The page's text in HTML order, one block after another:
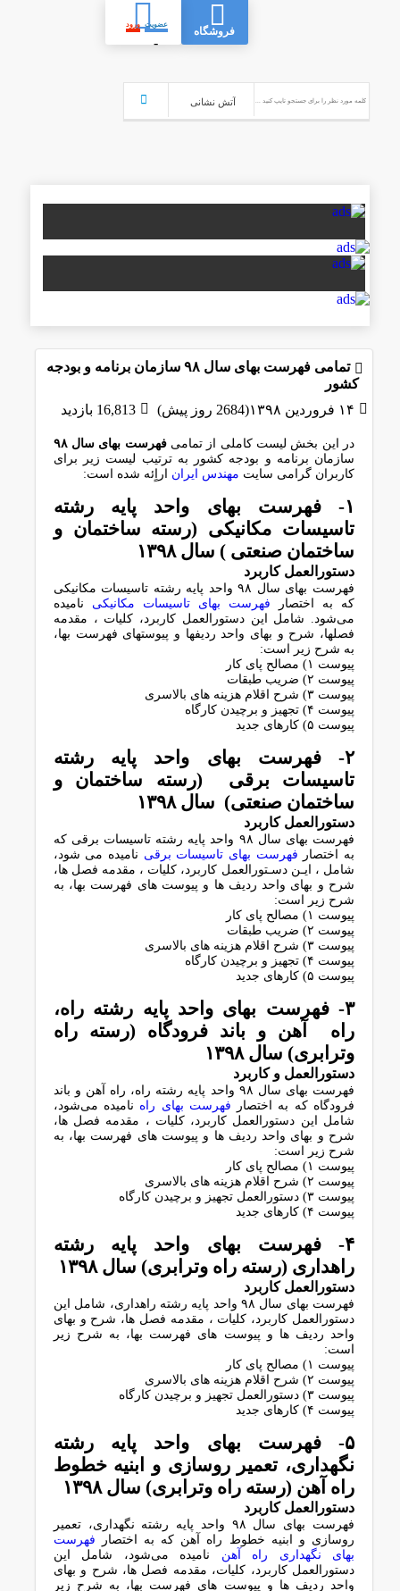
فروشگاه
عضویت
-
ورود
تمامی فهرست بهای سال ۹۸ سازمان برنامه و بودجه
کشور
۱۴ فروردین ۱۳۹۸(2684 روز پیش)
16,813 بازدید
در این بخش لیست کاملی از تمامیفهرست بهای سال ۹۸
سازمان برنامه و بودجه کشور به ترتیب لیست زیر برای
کاربران گرامی سایت مهندس ایران اراٍئه شده است:
۱- ﻓﻬﺮﺳﺖ ﺑﻬﺎی واﺣﺪ ﭘﺎﯾﻪ رﺷﺘﻪ
ﺗﺎﺳﯿﺴﺎت ﻣﮑﺎﻧﯿﮑﯽ (رﺳﺘﻪ ﺳﺎﺧﺘﻤﺎن و
ﺳﺎﺧﺘﻤﺎن ﺻﻨﻌﺘﯽ ) سال ۱۳۹۸
دﺳﺘﻮراﻟﻌﻤﻞ ﮐﺎرﺑﺮد
فهرست بهای سال ۹۸ واﺣﺪ ﭘﺎﯾﻪ رﺷﺘﻪ ﺗﺎﺳﯿﺴﺎت ﻣﮑﺎﻧﯿﮑﯽ
ﮐﻪ ﺑﻪ اﺧﺘﺼﺎر ﻓﻬﺮﺳﺖ ﺑﻬﺎی ﺗﺎﺳﯿﺴﺎت ﻣﮑﺎﻧﯿﮑﯽ ﻧﺎﻣﯿﺪه
ﻣﯽﺷﻮد. ﺷﺎﻣﻞ اﯾﻦ دﺳﺘﻮراﻟﻌﻤﻞ ﮐﺎرﺑﺮد، ﮐﻠﯿﺎت ، ﻣﻘﺪﻣﻪ
ﻓﺼﻠﻬﺎ، ﺷﺮح و ﺑﻬﺎی واﺣﺪ ردﯾﻔﻬﺎ و ﭘﯿﻮﺳﺘﻬﺎی ﻓﻬﺮﺳﺖ ﺑﻬﺎ،
به شرح زیر است:
پیوست ۱) ﻣﺼﺎﻟﺢ ﭘﺎی ﮐﺎر
پیوست ۲) ﺿﺮﯾﺐ ﻃﺒﻘﺎت
پیوست ۳) ﺷﺮح اﻗﻼم ﻫﺰﯾﻨﻪ ﻫﺎی ﺑﺎﻻﺳﺮی
پیوست ۴) ﺗﺠﻬﯿﺰ و ﺑﺮﭼﯿﺪن ﮐﺎرﮔﺎه
پیوست ۵) ﮐﺎرﻫﺎی ﺟﺪﯾﺪ
۲- ﻓﻬﺮﺳﺖ ﺑﻬﺎی واﺣﺪ ﭘﺎﯾﻪ رﺷﺘﻪ
ﺗﺎﺳﯿﺴﺎت ﺑﺮﻗﯽ (رﺳﺘﻪ ﺳﺎﺧﺘﻤﺎن و
ﺳﺎﺧﺘﻤﺎن ﺻﻨﻌﺘﯽ) سال ١٣٩٨
دستورالعمل کاربرد
فهرست بهای سال ۹۸ واﺣﺪ ﭘﺎﯾﻪ رﺷﺘﻪ ﺗﺎﺳﯿﺴﺎت ﺑﺮﻗﯽ ﮐﻪ
ﺑﻪ اﺧﺘﺼﺎر ﻓﻬﺮﺳﺖ ﺑﻬﺎی ﺗﺎﺳﯿﺴﺎت ﺑﺮﻗﯽ ﻧﺎﻣﯿﺪه ﻣﯽ ﺷﻮد،
ﺷﺎﻣﻞ ، اﯾـﻦ دﺳـﺘﻮراﻟﻌﻤﻞ ﮐﺎرﺑﺮد، ﮐﻠﯿﺎت ، ﻣﻘﺪﻣﻪ ﻓﺼﻞ ﻫﺎ،
ﺷﺮح و ﺑﻬﺎی واﺣﺪ ردﯾﻒ ﻫﺎ و ﭘﯿﻮﺳﺖ ﻫﺎی ﻓﻬﺮﺳﺖ ﺑﻬﺎ، ﺑﻪ
ﺷﺮح زﯾﺮ اﺳﺖ:
پیوست ۱) ﻣﺼﺎﻟﺢ ﭘﺎی ﮐﺎر
پیوست ۲) ﺿﺮﯾﺐ ﻃﺒﻘﺎت
پیوست ۳) ﺷﺮح اﻗﻼم ﻫﺰﯾﻨﻪ ﻫﺎی ﺑﺎﻻﺳﺮی
پیوست ۴) ﺗﺠﻬﯿﺰ و ﺑﺮﭼﯿﺪن ﮐﺎرﮔﺎه
پیوست ۵) ﮐﺎرﻫﺎی ﺟﺪﯾﺪ
۳- ﻓﻬﺮﺳﺖ ﺑﻬﺎی واﺣﺪ ﭘﺎﯾﻪ رﺷﺘﻪ راه،
راه آﻫﻦ و ﺑﺎﻧﺪ ﻓﺮودﮔﺎه (رﺳﺘﻪ راه
وﺗﺮاﺑﺮی) سال ۱۳۹۸
دستورالعمل و کاربرد
فهرست بهای سال ۹۸ واﺣﺪ ﭘﺎﯾﻪ رﺷﺘﻪ راه، راه آﻫﻦ و ﺑﺎﻧﺪ
ﻓﺮودﮔﺎه ﮐﻪ ﺑﻪ اﺧﺘﺼﺎر ﻓﻬﺮﺳﺖ ﺑﻬﺎی راه ﻧﺎﻣﯿﺪه ﻣﯽﺷﻮد،
ﺷﺎﻣﻞ اﯾﻦ دﺳﺘﻮراﻟﻌﻤﻞ ﮐﺎرﺑﺮد، ﮐﻠﯿﺎت ، ﻣﻘﺪﻣﻪ ﻓﺼﻞ ﻫﺎ،
ﺷﺮح و ﺑﻬﺎی واﺣﺪ ردیف ها و پیوست های فهرست بها، به
شرح زیر است:
پیوست ۱) ﻣﺼﺎﻟﺢ ﭘﺎی ﮐﺎر
پیوست ۲) ﺷﺮح اﻗﻼم ﻫﺰﯾﻨﻪ ﻫﺎی ﺑﺎﻻﺳﺮی
پیوست ۳) دستورالعمل ﺗﺠﻬﯿﺰ و ﺑﺮﭼﯿﺪن ﮐﺎرﮔﺎه
پیوست ۴) ﮐﺎرﻫﺎی ﺟﺪﯾﺪ
۴- ﻓﻬﺮﺳﺖ ﺑﻬﺎی واﺣﺪ ﭘﺎﯾﻪ رﺷﺘﻪ
راﻫﺪاری (رﺳﺘﻪ راه وﺗﺮاﺑﺮی) سال ١٣٩٨
دﺳﺘﻮراﻟﻌﻤﻞ ﮐﺎرﺑﺮد
فهرست بهای سال ۹۸ واﺣﺪ ﭘﺎﯾﻪ رﺷﺘﻪ راﻫﺪاری، ﺷﺎﻣﻞ اﯾﻦ
دﺳﺘﻮراﻟﻌﻤﻞ ﮐﺎرﺑﺮد، ﮐﻠﯿﺎت ، ﻣﻘﺪﻣﻪ ﻓﺼﻞ ﻫﺎ، ﺷﺮح و ﺑﻬﺎی
واﺣﺪ ردﯾﻒ ﻫﺎ و ﭘﯿﻮﺳﺖ ﻫﺎی ﻓﻬﺮﺳﺖ ﺑﻬﺎ، ﺑﻪ ﺷﺮح زﯾﺮ
اﺳﺖ:
پیوست ۱) ﻣﺼﺎﻟﺢ ﭘﺎی ﮐﺎر
پیوست ۲) ﺷﺮح اﻗﻼم ﻫﺰﯾﻨﻪ ﻫﺎی ﺑﺎﻻﺳﺮی
پیوست ۳) دستورالعمل ﺗﺠﻬﯿﺰ و ﺑﺮﭼﯿﺪن ﮐﺎرﮔﺎه
پیوست ۴) ﮐﺎرﻫﺎی ﺟﺪﯾﺪ
۵- ﻓﻬﺮﺳﺖ ﺑﻬﺎی واﺣﺪ ﭘﺎﯾﻪ رﺷﺘﻪ
ﻧﮕﻬﺪاری، ﺗﻌﻤﯿﺮ روﺳﺎزی و اﺑﻨﯿﻪ ﺧﻄﻮط
راه آهن (رﺳﺘﻪ راه وﺗﺮاﺑﺮی) سال ۱۳۹۸
دﺳﺘﻮراﻟﻌﻤﻞ ﮐﺎرﺑﺮد
فهرست بهای سال ۹۸ واﺣﺪ ﭘﺎﯾﻪ رﺷﺘﻪ ﻧﮕﻬﺪاری، ﺗﻌﻤﯿﺮ
روﺳﺎزی و اﺑﻨﯿﻪ ﺧﻄﻮط راه آﻫﻦ ﮐﻪ ﺑﻪ اﺧﺘﺼﺎر ﻓﻬﺮﺳﺖ
ﺑﻬﺎی ﻧﮕﻬﺪاری راه آﻫﻦ ﻧﺎﻣﯿﺪه ﻣﯽﺷﻮد، ﺷﺎﻣﻞ اﯾﻦ
دﺳﺘﻮراﻟﻌﻤﻞ ﮐﺎرﺑﺮد، ﮐﻠﯿﺎت، ﻣﻘﺪﻣﻪ ﻓﺼﻞ ﻫﺎ، ﺷﺮح و ﺑﻬﺎی
واﺣﺪ ردﯾﻒ ﻫﺎ و ﭘﯿﻮﺳﺖ ﻫﺎی ﻓﻬﺮﺳﺖ ﺑﻬﺎ، ﺑﻪ ﺷﺮح زﯾﺮ